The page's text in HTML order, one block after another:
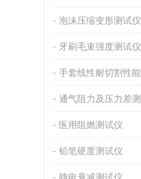
泡沫压缩变形测试仪
牙刷毛束强度测试仪
手套线性耐切割性
通气阻力及压力差
医用阻燃测试仪
铅笔硬度测试仪
静电衰减测试仪